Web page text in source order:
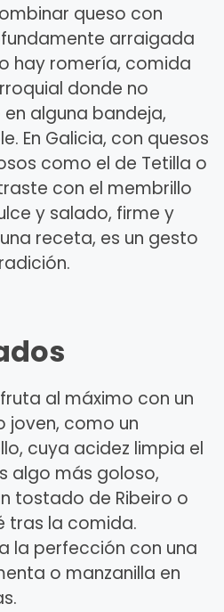
queso con
arraigada
hay romería, comida
donde no
alguna bandeja,
En Galicia, con quesos
como el de Tetilla o
con el membrillo
y salado, firme y
receta, es un gesto
al máximo con un
joven, como un
cuya acidez limpia el
algo más goloso,
tostado de Ribeiro o
tras la comida.
la perfección con una
o manzanilla en